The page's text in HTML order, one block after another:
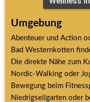
Umgebung
Abenteuer und Action
Bad Westernkotten
Die direkte Nähe zum
Nordic-Walking oder
Bewegung beim
Niedrigseilgarten oder